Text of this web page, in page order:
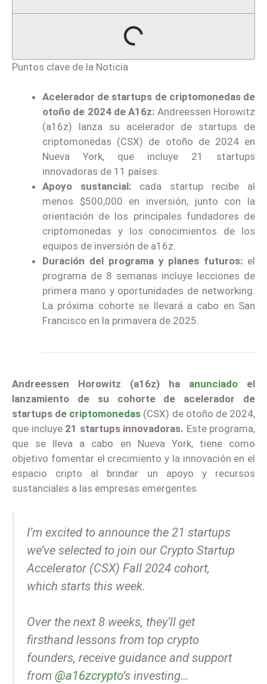
Puntos clave de la Noticia
Acelerador de startups de criptomonedas de
otoño de 2024 de A16z: Andreessen Horowitz
(a16z) lanza su acelerador de startups de
criptomonedas (CSX) de otoño de 2024 en
Nueva York, que incluye 21 startups
innovadoras de 11 países.
Apoyo sustancial: cada startup recibe al
menos $500,000 en inversión, junto con la
orientación de los principales fundadores de
criptomonedas y los conocimientos de los
equipos de inversión de a16z.
Duración del programa y planes futuros: el
programa de 8 semanas incluye lecciones de
primera mano y oportunidades de networking.
La próxima cohorte se llevará a cabo en San
Francisco en la primavera de 2025.
Andreessen Horowitz (a16z) ha anunciado el
lanzamiento de su cohorte de acelerador de
startups de criptomonedas (CSX) de otoño de 2024,
que incluye 21 startups innovadoras. Este programa,
que se lleva a cabo en Nueva York, tiene como
objetivo fomentar el crecimiento y la innovación en el
espacio cripto al brindar un apoyo y recursos
sustanciales a las empresas emergentes.
I’m excited to announce the 21 startups
we’ve selected to join our Crypto Startup
Accelerator (CSX) Fall 2024 cohort,
which starts this week.
Over the next 8 weeks, they’ll get
firsthand lessons from top crypto
founders, receive guidance and support
from @a16zcrypto’s investing…